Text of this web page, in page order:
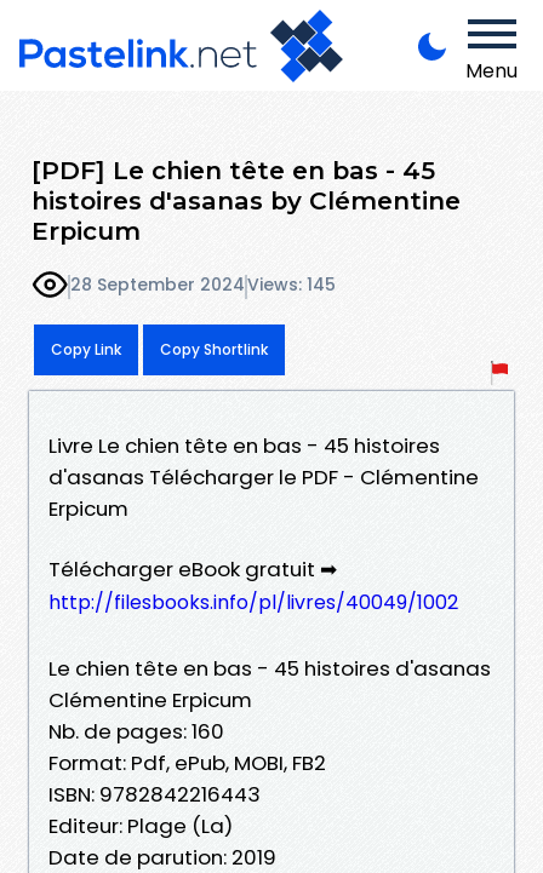
Menu
[PDF] Le chien tête en bas - 45
histoires d'asanas by Clémentine
Erpicum
28 September 2024Views: 145
Copy Link Copy Shortlink
Livre Le chien tête en bas - 45 histoires
d'asanas Télécharger le PDF - Clémentine
Erpicum
Télécharger eBook gratuit ➡
http://filesbooks.info/pl/livres/40049/1002
Le chien tête en bas - 45 histoires d'asanas
Clémentine Erpicum
Nb. de pages: 160
Format: Pdf, ePub, MOBI, FB2
ISBN: 9782842216443
Editeur: Plage (La)
Date de parution: 2019